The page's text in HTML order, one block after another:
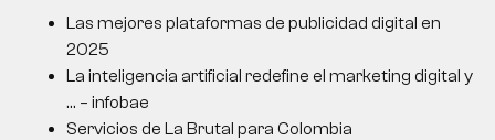
Las mejores plataformas de publicidad digital en
2025
La inteligencia artificial redefine el marketing digital y
… – infobae
Servicios de La Brutal para Colombia